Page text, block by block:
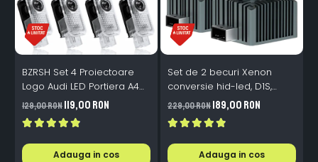
BZRSH Set 4 Proiectoare
Logo Audi LED Portiera A4
A5 A6 A7 A8 Q3 Q5 Q7 - 12V
5W Plug & Play
129,00 RON119,00 RON
Adauga in cos
Set de 2 becuri Xenon
conversie hid-led, D1S,
120W, 12.000lm, Canbus,
Miez Cupru, Radiator
Aluminiu, Premium, Alb
Rece
229,00 RON189,00 RON
Adauga in cos